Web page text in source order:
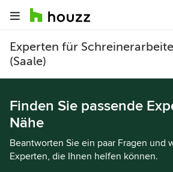
Experten für
(Saale)
Finden Sie passende
Nähe
Beantworten Sie ein paar Fragen und
Experten, die Ihnen helfen können.